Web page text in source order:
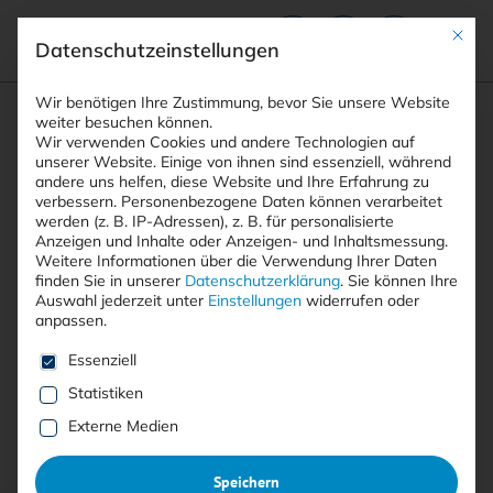
Suchfeld
Suchen
Breadcrumb-Navigation
STARTSEITE KI-SICHERHEIT
Alle Beiträge mit dem
Schlagwort „KI-Sicherheit“
Mit
Datenschutzeinstellungen
Wir benötigen Ihre Zustimmung, bevor Sie unsere Website
weiter besuchen können.
Wir verwenden Cookies und andere Technologien auf
unserer Website. Einige von ihnen sind essenziell, während
andere uns helfen, diese Website und Ihre Erfahrung zu
verbessern. Personenbezogene Daten können verarbeitet
werden (z. B. IP-Adressen), z. B. für personalisierte
Anzeigen und Inhalte oder Anzeigen- und Inhaltsmessung.
Weitere Informationen über die Verwendung Ihrer Daten
finden Sie in unserer Datenschutzerklärung. Sie können Ihre
Auswahl jederzeit unter Einstellungen widerrufen oder
anpassen.
Es folgt eine Liste der Service-Gruppen, für die eine
Essenziell
Statistiken
Externe Medien
Speichern